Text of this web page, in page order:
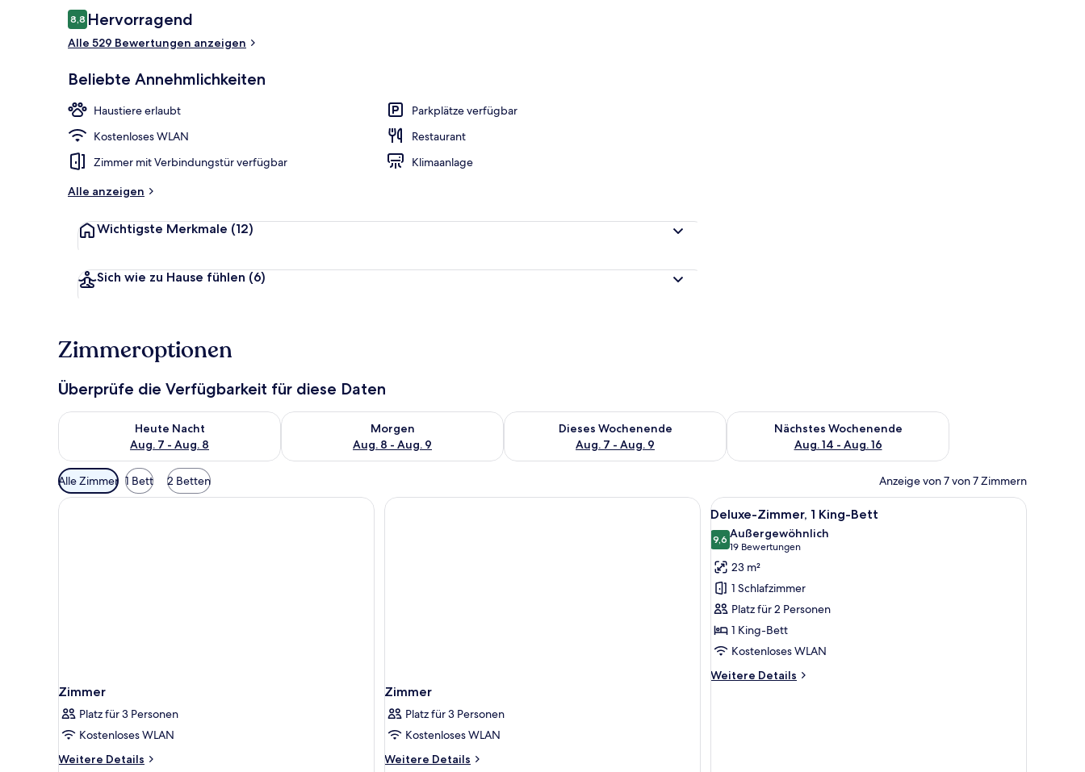
Bewertungen
8,88,8 von 10.
Hervorragend
Alle 529 Bewertungen anzeigen
Beliebte Annehmlichkeiten
Haustiere erlaubt
Parkplätze verfügbar
Kostenloses WLAN
Restaurant
Zimmer mit Verbindungstür verfügbar
Klimaanlage
Alle anzeigen
Wichtigste Merkmale (12)
Sich wie zu Hause fühlen (6)
Zimmeroptionen
Überprüfe die Verfügbarkeit für diese Daten
Heute Nacht
Aug. 7 - Aug. 8
Überprüfe die Verfügbarkeit für heute Nacht, Aug. 7 - Aug. 8.
Morgen
Aug. 8 - Aug. 9
Überprüfe die Verfügbarkeit für morgen, Aug. 8 - Aug. 9.
Dieses Wochenende
Aug. 7 - Aug. 9
Überprüfe die Verfügbarkeit für dieses Wochenende, Aug. 7 - Aug. 9.
Nächstes Wochenende
Aug. 14 - Aug. 16
Überprüfe die Verfügbarkeit für nächstes Wochenende, Aug.
Verfügbare
Filter
für
Alle Zimmer 1 Bett 2 Betten Anzeige von 7 von 7 Zimmern
Zimmer
Platz für 3 Personen
Kostenloses WLAN
Weitere Details
Weitere
Zimmer
Platz für 3 Personen
Kostenloses WLAN
Weitere Details
Weitere
Alle
Fotos
für
Deluxe-
Zimmer,
1 King-
Bett
anzeigen
Ein Hotelzimmer mit Bett, Schreibtisch,
6
Deluxe-Zimmer, 1 King-Bett
9,69,6 von 10
Außergewöhnlich
19 Bewertungen
(19
Bewertungen)
23 m²
1 Schlafzimmer
Platz für 2 Personen
1 King-Bett
Kostenloses WLAN
Weitere Details
Weitere